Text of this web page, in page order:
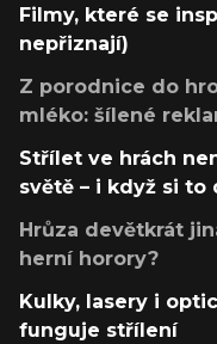
Filmy, které se
nepřiznají)
Z porodnice do
mléko: šílené
Střílet ve hrách
světě – i když si to
Hrůza devětkrát
herní horory?
Kulky, lasery i
funguje střílení